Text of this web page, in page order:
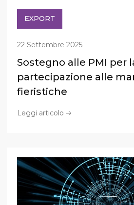
EXPORT
22 Settembre 2025
Sostegno alle PMI per
partecipazione alle
fieristiche
Leggi articolo